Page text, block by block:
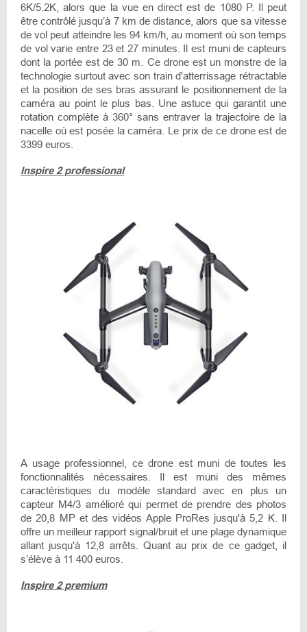
6K/5.2K, alors que la vue en direct est de 1080 P. Il peut
être contrôlé jusqu’à 7 km de distance, alors que sa vitesse
de vol peut atteindre les 94 km/h, au moment où son temps
de vol varie entre 23 et 27 minutes. Il est muni de capteurs
dont la portée est de 30 m. Ce drone est un monstre de la
technologie surtout avec son train d'atterrissage rétractable
et la position de ses bras assurant le positionnement de la
caméra au point le plus bas. Une astuce qui garantit une
rotation complète à 360° sans entraver la trajectoire de la
nacelle où est posée la caméra. Le prix de ce drone est de
3399 euros.
Inspire 2 professional
A usage professionnel, ce drone est muni de toutes les
fonctionnalités nécessaires. Il est muni des mêmes
caractéristiques du modèle standard avec en plus un
capteur M4/3 amélioré qui permet de prendre des photos
de 20,8 MP et des vidéos Apple ProRes jusqu'à 5,2 K. Il
offre un meilleur rapport signal/bruit et une plage dynamique
allant jusqu'à 12,8 arrêts. Quant au prix de ce gadget, il
s’élève à 11 400 euros.
Inspire 2 premium